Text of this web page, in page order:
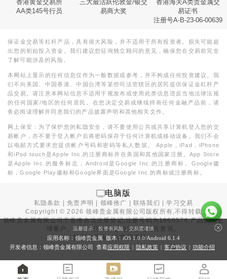
香港黄金交易所
AA类145号行员
三大最活跃伦敦金/银交
易商大奖
香港海关A类贵金属交
易证书
注册号A-B-23-06-00639
保证金交易等杠杆产品，具有很大风险，并不适用于所有投资者。损失可能超
出您的初始投入资金。我们建议您征询独立顾问的意见，确保您在交易前完全
了解可能涉及的风险。
本网站上显示的任何信息仅作为一般数据或参考，并不构成任何投资建议。我
们不向美国、中国香港、中国台湾等某些司法管辖区的居民提供保证金杠杆产
品交易。请注意本网站信息不适用于视发布或使用此类信息违反当地法律法规
的任何国家/地区的任何居民。在您决定交易或继续持有任何金融产品前，请
务必阅读理解并同意我们的产品披露声明和其他相关文件。
网上保安：为了保护您的私隐安全，请不要使用公共或共享计算机登入您的交
易帐户，亦不要于登入帐户后将密码保存于任何计算机或移动设备。我们不会
以电邮方式要求您提供帐户号码和密码等私人数据。 Apple，iPad，iPhone
和iPod touch是Apple Inc.的注册商标并在美国和其他国家注册。App Store
是Apple Inc.的服务标志，Android是Google Inc.的注册商标。Google徽
标，Google Play徽标和Google界面是Google Inc.的商标或注册商标。
电脑版
私隐条款 |免责声明 领峰推广 |联络我们 |学习交易
Copyright ©2026 领峰贵金属有限公司版权所有,不得转载
领峰贵金属有限公司于香港合法注册登记,注册号码为1660574,产品面向全
球客户。本站内所有内容均为香港地区资讯。
投资有风险，入市需谨慎。
温馨提示：投资有风险，交易需谨慎
应用名称：领峰贵金属 版本：iOS 1.0.0/Android 6.1.4
开发者信息：领峰贵金属有限公司 查看应用权限 | 隐私政策 | 客户协议 | 功能介绍